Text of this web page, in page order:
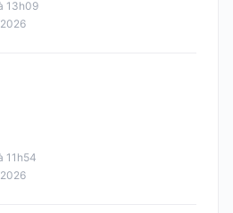
13h09
11h54